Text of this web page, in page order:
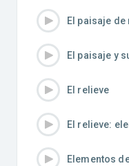
El paisaje de
El paisaje y
El relieve
El relieve:
Elementos